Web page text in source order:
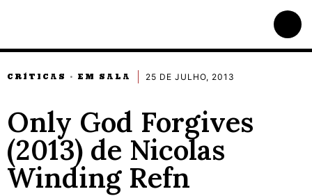
CRÍTICAS · EM SALA 25 DE JULHO, 2013
Only God Forgives
(2013) de Nicolas
Winding Refn